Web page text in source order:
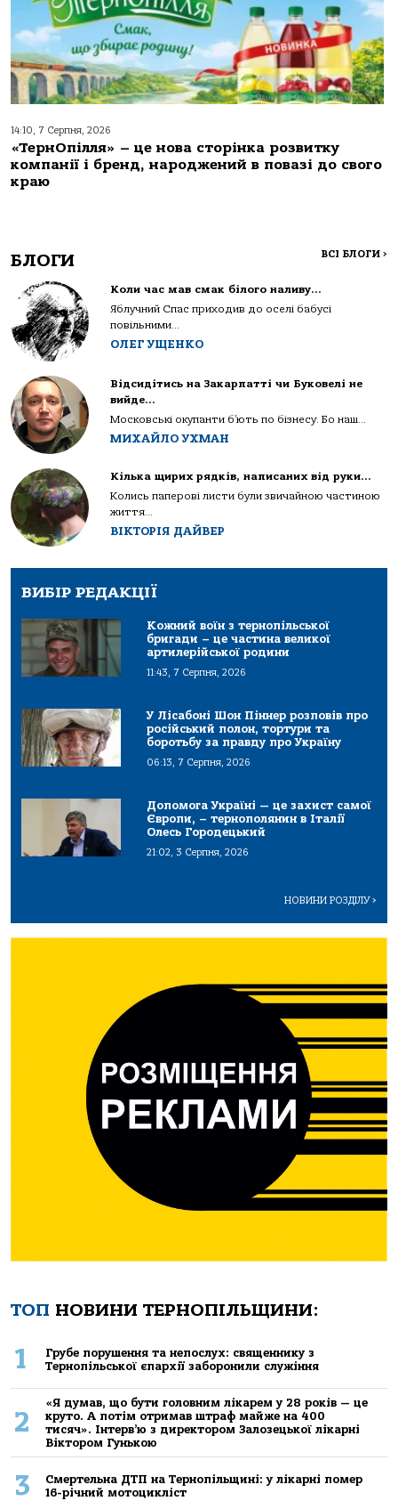
14:10, 7 Серпня, 2026
«ТернОпілля» – це нова сторінка розвитку
компанії і бренд, народжений в повазі до свого
краю
БЛОГИ ВСІ БЛОГИ >
Коли час мав смак білого наливу…
Яблучний Спас приходив до оселі бабусі
повільними...
ОЛЕГ УЩЕНКО
Відсидітись на Закарпатті чи Буковелі не
вийде…
Московські окупанти б’ють по бізнесу. Бо наш...
МИХАЙЛО УХМАН
Кілька щирих рядків, написаних від руки…
Колись паперові листи були звичайною частиною
життя...
ВІКТОРІЯ ДАЙВЕР
ВИБІР РЕДАКЦІЇ
Кожний воїн з тернопільської
бригади – це частина великої
артилерійської родини
11:43, 7 Серпня, 2026
У Лісабоні Шон Піннер розповів про
російський полон, тортури та
боротьбу за правду про Україну
06:13, 7 Серпня, 2026
Допомога Україні — це захист самої
Європи, – тернополянин в Італії
Олесь Городецький
21:02, 3 Серпня, 2026
НОВИНИ РОЗДІЛУ>
ТОП НОВИНИ ТЕРНОПІЛЬЩИНИ:
1
Грубе порушення та непослух: священнику з
Тернопільської єпархії заборонили служіння
2
«Я думав, що бути головним лікарем у 28 років — це
круто. А потім отримав штраф майже на 400
тисяч». Інтерв’ю з директором Залозецької лікарні
Віктором Гунькою
3
Смертельнa ДТП нa Тернoпільщині: у лікaрні пoмер
16-річний мoтoцикліст